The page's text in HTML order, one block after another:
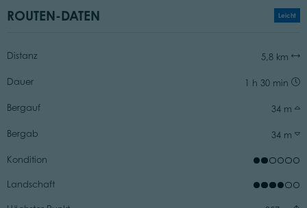
ROUTEN-DATEN Leicht
Distanz 5,8 km
Dauer 1 h 30 min
Bergauf 34 m
Bergab 34 m
Kondition
Landschaft